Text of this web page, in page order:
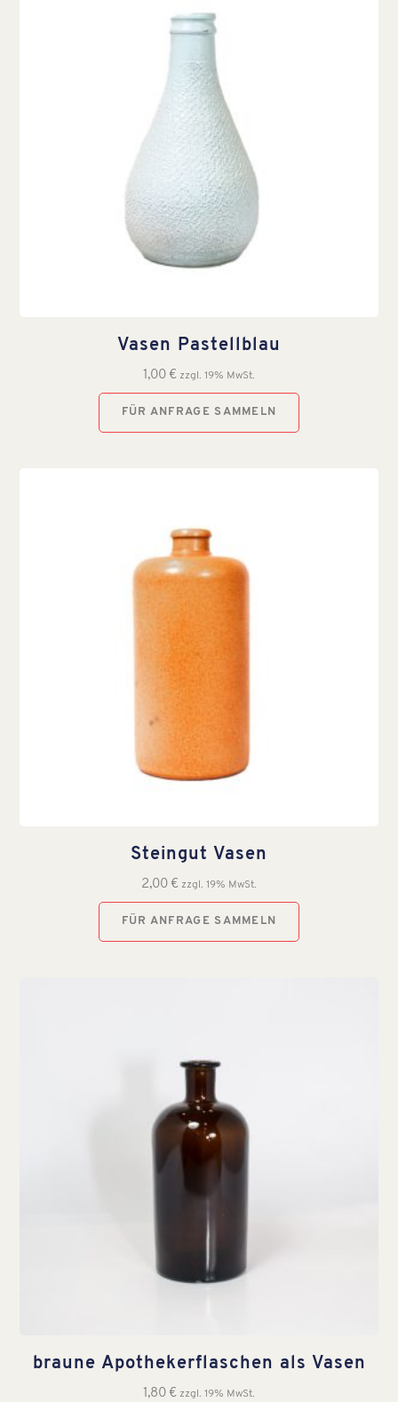
Vasen Pastellblau
1,00 € zzgl. 19% MwSt.
FÜR ANFRAGE SAMMELN
Steingut Vasen
2,00 € zzgl. 19% MwSt.
FÜR ANFRAGE SAMMELN
braune Apothekerflaschen als Vasen
1,80 € zzgl. 19% MwSt.